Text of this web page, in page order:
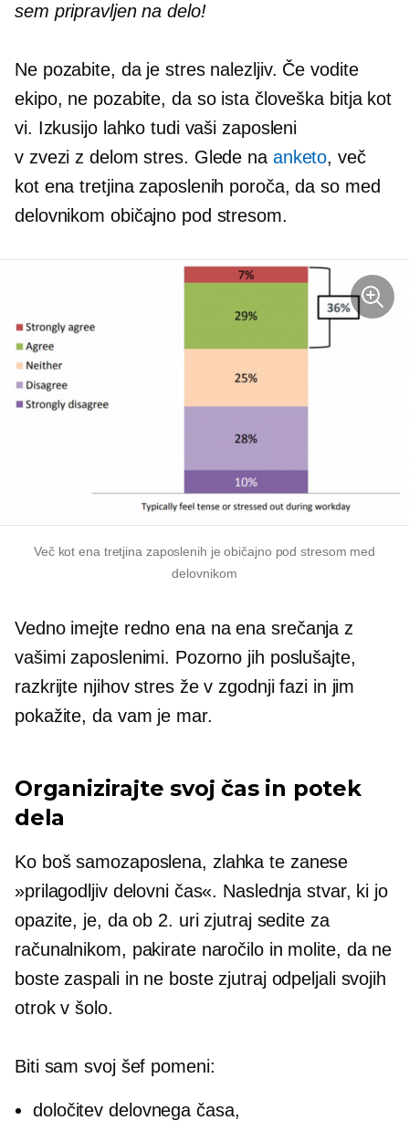
sem pripravljen na delo!
Ne pozabite, da je stres nalezljiv. Če vodite
ekipo, ne pozabite, da so ista človeška bitja kot
vi. Izkusijo lahko tudi vaši zaposleni
v zvezi z delom stres. Glede na anketo, več
kot ena tretjinazaposlenih poroča, da so med
delovnikom običajno pod stresom.
Več kotena tretjina zaposlenih je običajno pod stresom med
delovnikom
Vedno imejte rednoena na ena srečanja z
vašimi zaposlenimi. Pozorno jih poslušajte,
razkrijte njihov stres že v zgodnji fazi in jim
pokažite, da vam je mar.
Organizirajte svoj čas in potek
dela
Ko bošsamozaposlena, zlahka te zanese
»prilagodljiv delovni čas«. Naslednja stvar, ki jo
opazite, je, da ob 2. uri zjutraj sedite za
računalnikom, pakirate naročilo in molite, da ne
boste zaspali in ne boste zjutraj odpeljali svojih
otrok v šolo.
Biti sam svoj šef pomeni:
določitev delovnega časa,